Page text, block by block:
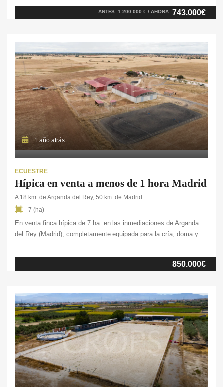
finca. En cuanto a sus edificaciones, dispone de un cortijo de 50
m², un almacén ganadero de 300 m², cuadras para más de
ANTES: 1.200.000 € / AHORA: 743.000€
1 año atrás
ECUESTRE
Hípica en venta a menos de 1 hora Madrid
A 18 km. de Arganda del Rey, 50 km. de Madrid.
7 (ha)
En venta finca hípica de 7 ha. en las inmediaciones de Arganda
del Rey (Madrid), completamente equipada para la cría, doma y
propiedad cumple con los estándares de calidad necesarios para
albergar caballos tanto en interior como en exterior, ofreciendo un
850.000€